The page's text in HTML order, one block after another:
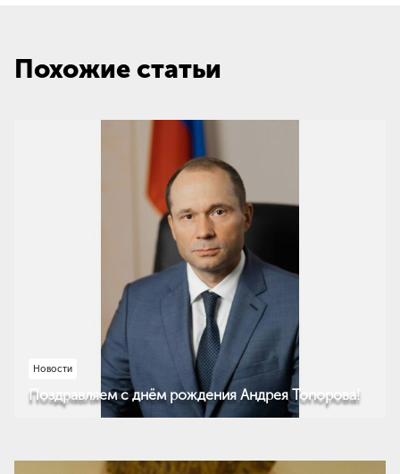
Похожие статьи
Новости
Поздравляем с днём рождения Андрея Топорова!